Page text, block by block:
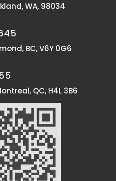
WA, 98034
BC, V6Y 0G6
QC, H4L 3B6